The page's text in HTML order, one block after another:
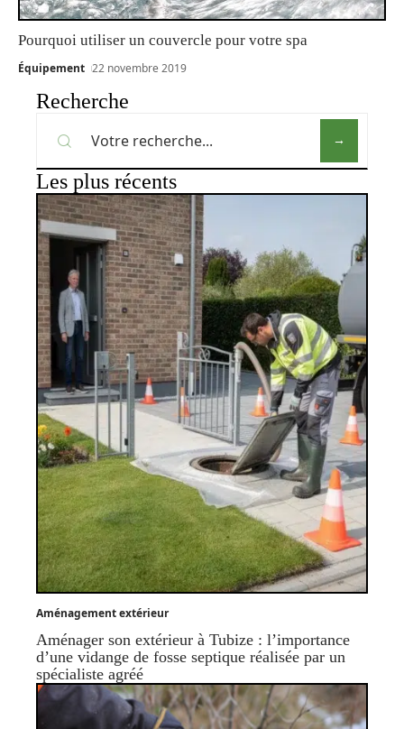
Pourquoi utiliser un couvercle pour votre spa
Équipement 22 novembre 2019
Recherche
Les plus récents
Aménagement extérieur
Aménager son extérieur à Tubize : l’importance
d’une vidange de fosse septique réalisée par un
spécialiste agréé